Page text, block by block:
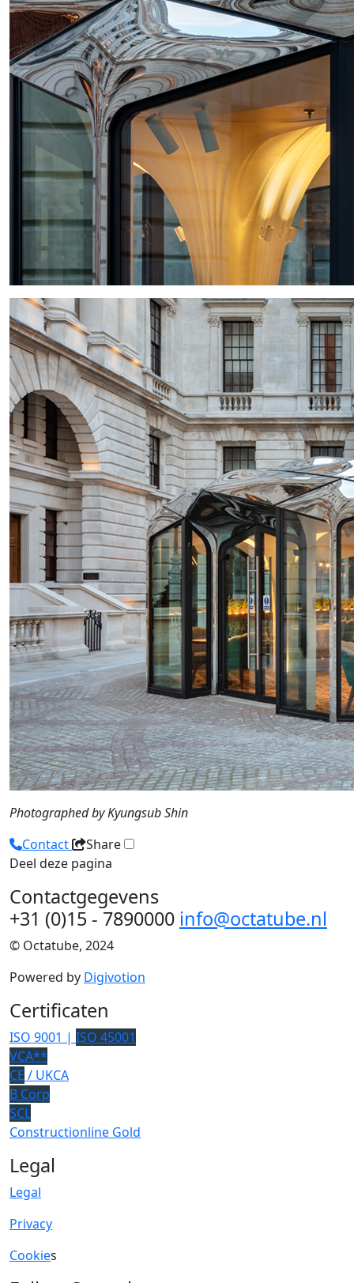
Photographed by Kyungsub Shin
Contact
Share
Deel deze pagina
Contactgegevens
+31 (0)15 - 7890000 info@octatube.nl
© Octatube, 2024
Powered by Digivotion
Certificaten
ISO 9001 | ISO 45001
VCA**
CE / UKCA
B Corp
SCL
Constructionline Gold
Legal
Legal
Privacy
Cookies